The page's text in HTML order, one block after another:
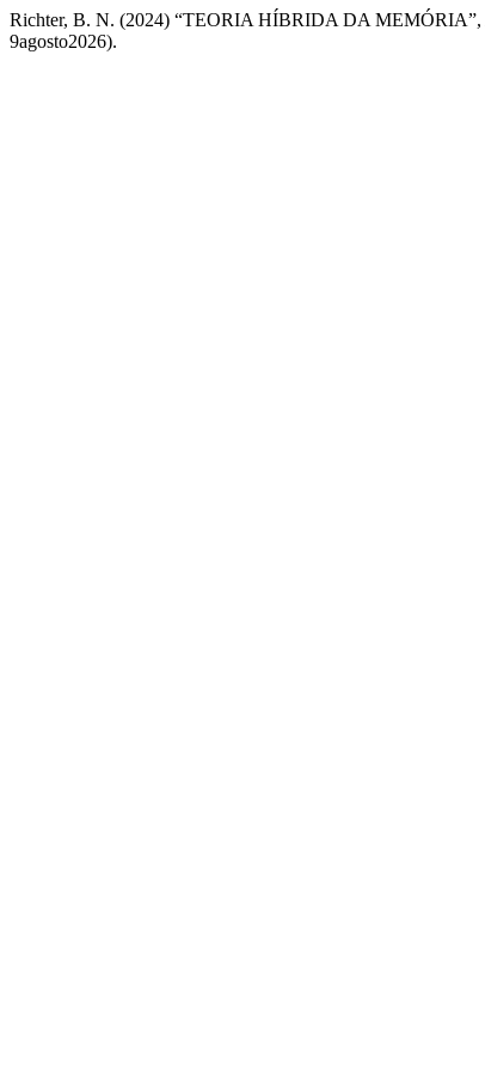
Richter, B. N. (2024) “TEORIA HÍBRIDA DA MEMÓRIA”,
9agosto2026).